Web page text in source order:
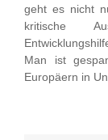
geht es nicht
kritische
Man ist
Europäern in